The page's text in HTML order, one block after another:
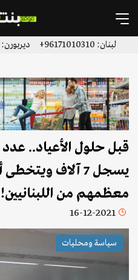
لبنان: 96171010310+ ديربورن: 13137751171+ | 13136996923+
قبل حلول الأعياد.. عدد
يسجل 7 آلاف
معظمهم من اللبنانيين!
16-12-2021
سياسة ومحليات